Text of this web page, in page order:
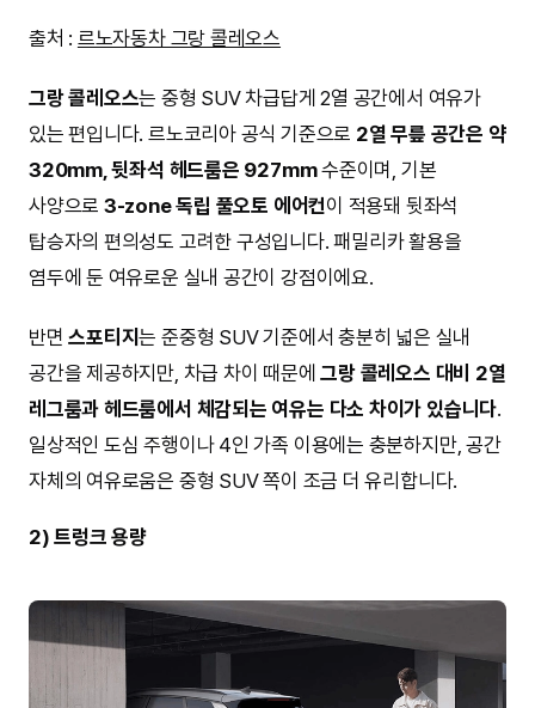
출처 : 르노자동차 그랑 콜레오스
그랑 콜레오스는 중형 SUV 차급답게 2열 공간에서 여유가
있는 편입니다. 르노코리아 공식 기준으로 2열 무릎 공간은 약
320mm, 뒷좌석 헤드룸은 927mm수준이며, 기본
사양으로 3-zone 독립 풀오토 에어컨이 적용돼 뒷좌석
탑승자의 편의성도 고려한 구성입니다. 패밀리카 활용을
염두에 둔 여유로운 실내 공간이 강점이에요.
반면스포티지는 준중형 SUV 기준에서 충분히 넓은 실내
공간을 제공하지만, 차급 차이 때문에그랑 콜레오스 대비 2열
레그룸과 헤드룸에서 체감되는 여유는 다소 차이가 있습니다.
일상적인 도심 주행이나 4인 가족 이용에는 충분하지만, 공간
자체의 여유로움은 중형 SUV 쪽이 조금 더 유리합니다.
2) 트렁크 용량